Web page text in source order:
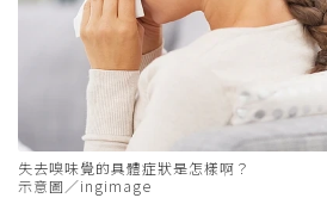
失去嗅味覺的具體症狀是怎樣啊？
示意圖／ingimage